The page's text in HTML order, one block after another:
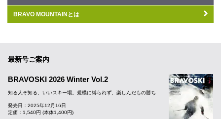
BRAVO MOUNTAINとは
最新号ご案内
BRAVOSKI 2026 Winter Vol.2
知る人ぞ知る、いいスキー場。規模に縛られず、楽しんだもの勝ち
発売日：2025年12月16日
定価：1,540円 (本体1,400円)